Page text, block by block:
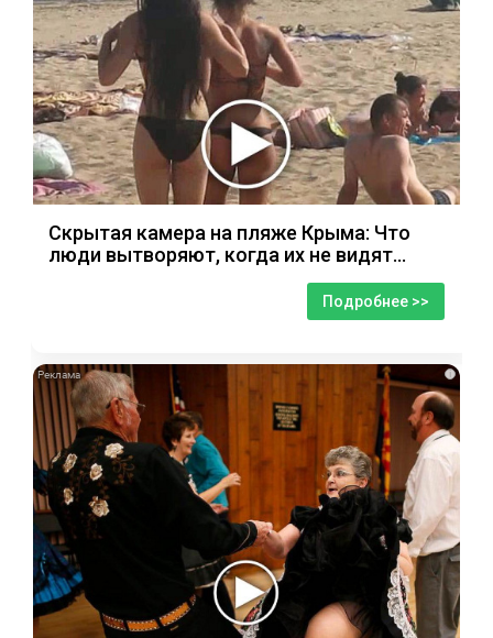
Скрытая камера на пляже Крыма: Что
люди вытворяют, когда их не видят...
Подробнее >>
i